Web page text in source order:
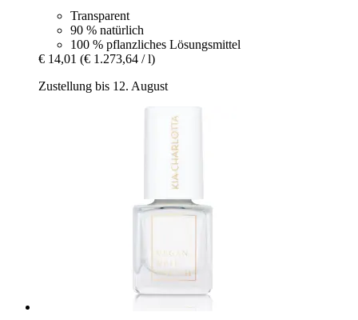
Transparent
90 % natürlich
100 % pflanzliches Lösungsmittel
€ 14,01 (€ 1.273,64 / l)
Zustellung bis 12. August